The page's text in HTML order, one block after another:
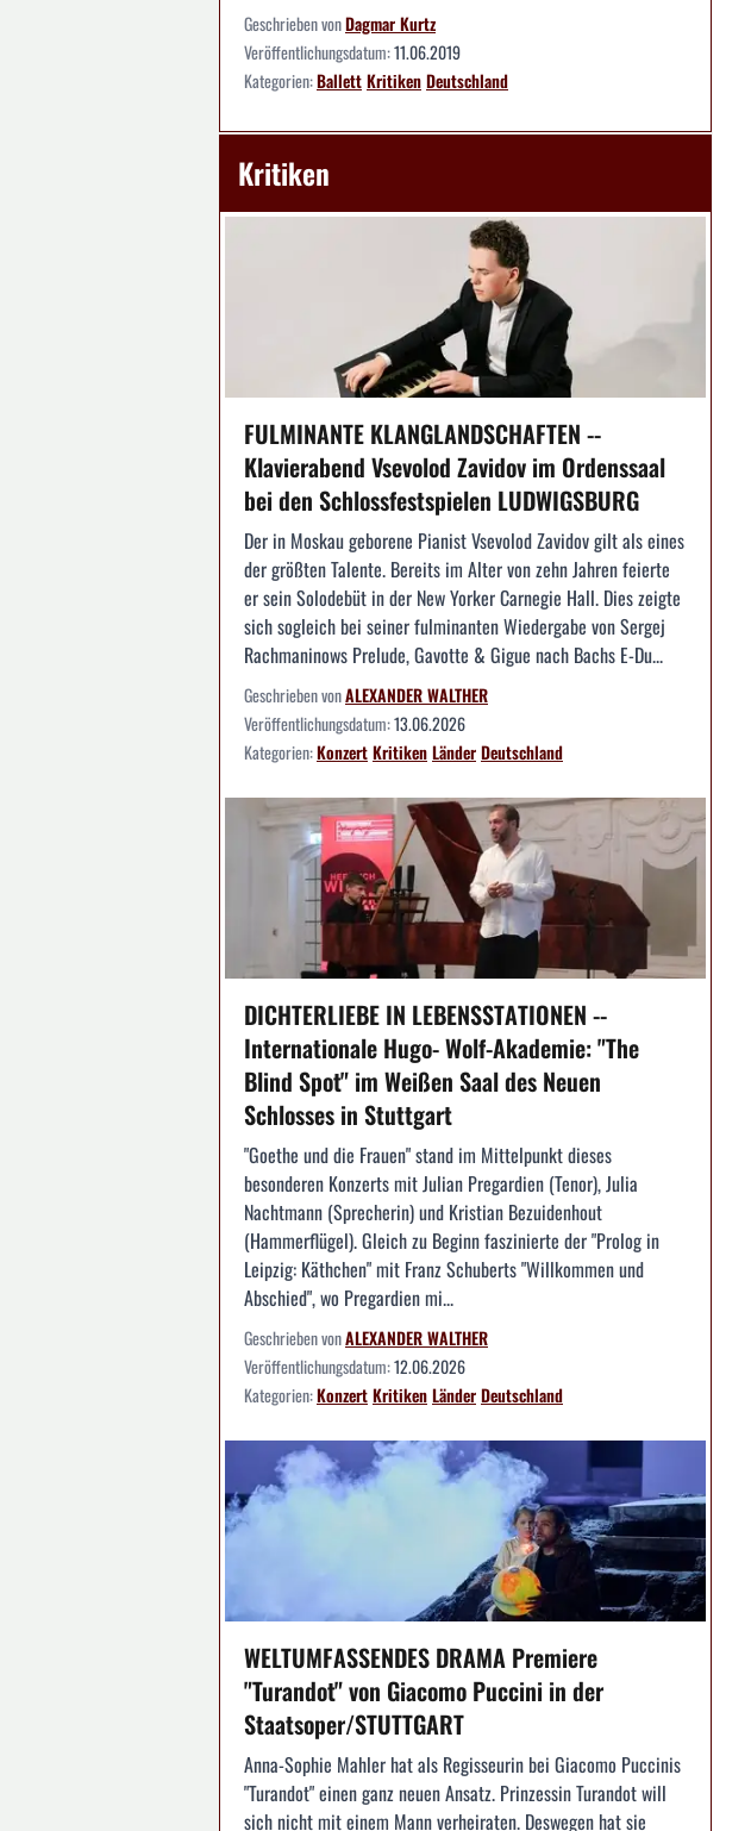
Geschrieben vonDagmar Kurtz
Veröffentlichungsdatum:11.06.2019
Kategorien:BallettKritikenDeutschland
Kritiken
FULMINANTE KLANGLANDSCHAFTEN --
Klavierabend Vsevolod Zavidov im Ordenssaal
bei den Schlossfestspielen LUDWIGSBURG
Der in Moskau geborene Pianist Vsevolod Zavidov gilt als eines
der größten Talente. Bereits im Alter von zehn Jahren feierte
er sein Solodebüt in der New Yorker Carnegie Hall. Dies zeigte
sich sogleich bei seiner fulminanten Wiedergabe von Sergej
Rachmaninows Prelude, Gavotte & Gigue nach Bachs E-Du...
Geschrieben vonALEXANDER WALTHER
Veröffentlichungsdatum:13.06.2026
Kategorien:KonzertKritikenLänderDeutschland
DICHTERLIEBE IN LEBENSSTATIONEN --
Internationale Hugo- Wolf-Akademie: "The
Blind Spot" im Weißen Saal des Neuen
Schlosses in Stuttgart
"Goethe und die Frauen" stand im Mittelpunkt dieses
besonderen Konzerts mit Julian Pregardien (Tenor), Julia
Nachtmann (Sprecherin) und Kristian Bezuidenhout
(Hammerflügel). Gleich zu Beginn faszinierte der "Prolog in
Leipzig: Käthchen" mit Franz Schuberts "Willkommen und
Abschied", wo Pregardien mi...
Geschrieben vonALEXANDER WALTHER
Veröffentlichungsdatum:12.06.2026
Kategorien:KonzertKritikenLänderDeutschland
WELTUMFASSENDES DRAMA Premiere
"Turandot" von Giacomo Puccini in der
Staatsoper/STUTTGART
Anna-Sophie Mahler hat als Regisseurin bei Giacomo Puccinis
"Turandot" einen ganz neuen Ansatz. Prinzessin Turandot will
sich nicht mit einem Mann verheiraten. Deswegen hat sie